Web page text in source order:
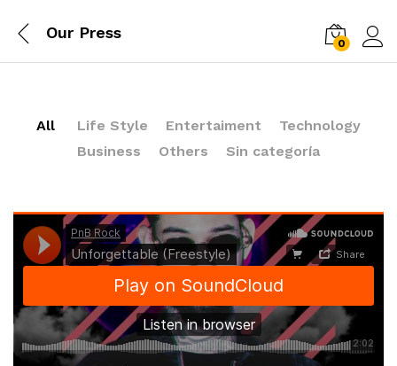
Our Press
0
All Life Style Entertaiment
Technology
Business
Others Sin categoría